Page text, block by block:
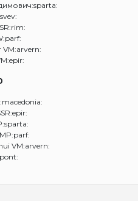
VM:arvern:
VM:arvern: